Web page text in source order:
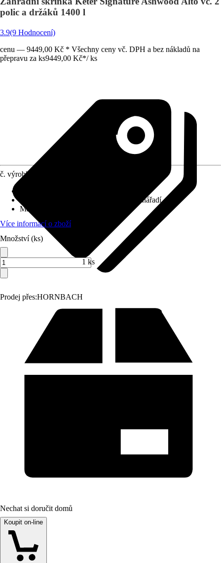
polic a držáků 1400 l
3.9(9 Hodnocení)
cenu — 9449,00 Kč * Všechny ceny vč. DPH a bez nákladů na
přepravu za ks9449,00 Kč*/ ks
Prodej přes:HORNBACH
č. výrobku
Zahradní stroje, Zahradní nářadí
Materiál
Více informací o zboží
Množství (ks)
1 ks
Nechat si doručit domů
Koupit on-line